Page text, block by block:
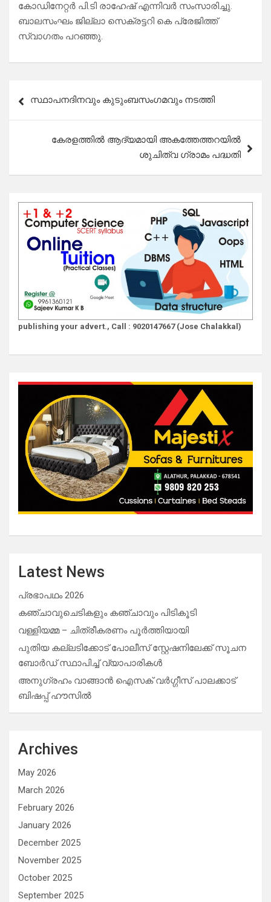
കോഡിനേറ്റർ പി.ടി രാഹേഷ് എന്നിവർ സംസാരിച്ചു.
ബാലസംഘം ജില്ലാ സെക്രട്ടറി കെ പ്രേജിത്ത്
സ്വാഗതം പറഞ്ഞു.
navigation
സ്ഥാപനദിനവും കുടുംബസംഗമവും നടത്തി
കേരളത്തിൽ ആദ്യമായി അകത്തേത്തറയിൽ
ശുചിത്വ ഗ്രാമം പദ്ധതി
publishing your advert., Call : 9020147667 (Jose Chalakkal)
Latest News
പ്രഭാപഥം 2026
കഞ്ചാവുചെടികളും കഞ്ചാവും പിടികൂടി
വള്ളിയമ്മ – ചിത്രീകരണം പൂർത്തിയായി
പുതിയ കല്ലടിക്കോട് പോലീസ് സ്റ്റേഷനിലേക്ക് സൂചന
ബോർഡ് സ്ഥാപിച്ച് വ്യാപാരികൾ
അനുഗ്രഹം വാങ്ങാൻ ഐസക് വര്‍ഗ്ഗീസ് പാലക്കാട്
ബിഷപ്പ് ഹൗസില്‍
Archives
May 2026
March 2026
February 2026
January 2026
December 2025
November 2025
October 2025
September 2025